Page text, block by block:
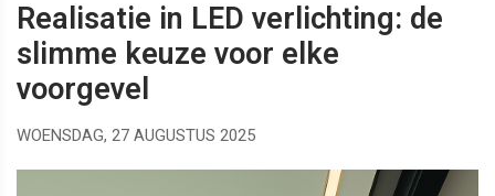
Realisatie in LED verlichting: de
slimme keuze voor elke
voorgevel
WOENSDAG, 27 AUGUSTUS 2025